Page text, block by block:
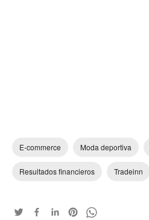
E-commerce Moda deportiva
Resultados financieros Tradeinn